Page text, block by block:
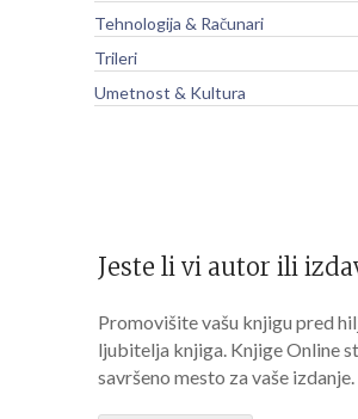
Tehnologija & Računari
Trileri
Umetnost & Kultura
Jeste li vi autor ili
Promovišite vašu knjigu pred
ljubitelja knjiga. Knjige Online
savršeno mesto za vaše izdanje.